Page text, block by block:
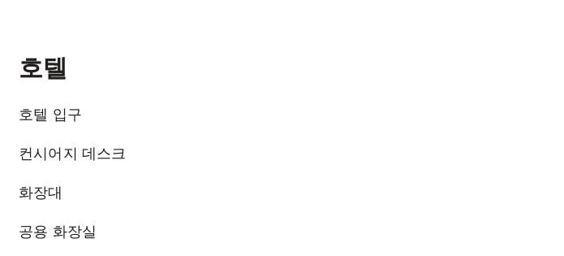
호텔
호텔 입구
컨시어지 데스크
화장대
공용 화장실